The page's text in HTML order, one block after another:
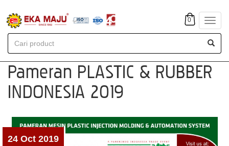
0
Pameran PLASTIC & RUBBER
INDONESIA 2019
24 Oct 2019